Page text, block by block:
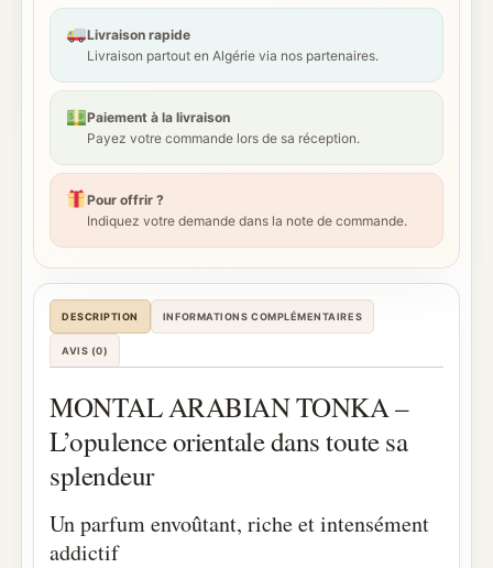
Livraison rapide
Livraison partout en Algérie via nos partenaires.
Paiement à la livraison
Payez votre commande lors de sa réception.
Pour offrir ?
Indiquez votre demande dans la note de commande.
DESCRIPTION INFORMATIONS COMPLÉMENTAIRES
AVIS (0)
MONTAL ARABIAN TONKA –
L’opulence orientale dans toute sa
splendeur
Un parfum envoûtant, riche et intensément
addictif